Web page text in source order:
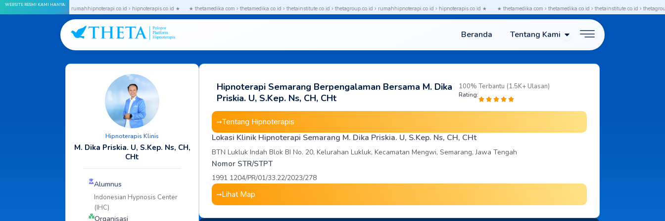
Skip
WEBSITE RESMI KAMI HANYA:
› thetagroup.co.id › rumahhipnoterapi.co.id › hipnoterapis.co.id ★ ★ thetamedika.com › thetamedika.co.id › thetainstitute.co.id › thetagroup.co.id › rumahhipnoterapi.co.id › hipnoterapis.co.id ★ ★ thetamedika.com › thetamedika.co.id › thetainstitute.co.id ›
Beranda Tentang Kami Open Tentang Kami
Hipnoterapis Klinis
M. Dika Priskia. U, S.Kep. Ns, CH,
CHt
Alumnus
Indonesian Hypnosis Center
(IHC)
Organisasi
Hipnoterapi Semarang Berpengalaman Bersama M. Dika
Priskia. U, S.Kep. Ns, CH, CHt
100% Terbantu (1.5K+ Ulasan)
Rating:
Tentang Hipnoterapis
Lokasi Klinik Hipnoterapi Semarang M. Dika Priskia. U, S.Kep. Ns, CH, CHt
BTN Lukluk Indah Blok BI No. 20, Kelurahan Lukluk, Kecamatan Mengwi, Semarang, Jawa Tengah
Nomor STR/STPT
1991 1204/PR/01/33.22/2023/278
Lihat Map